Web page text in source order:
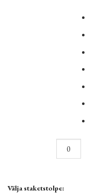
Välja staketstolpe: